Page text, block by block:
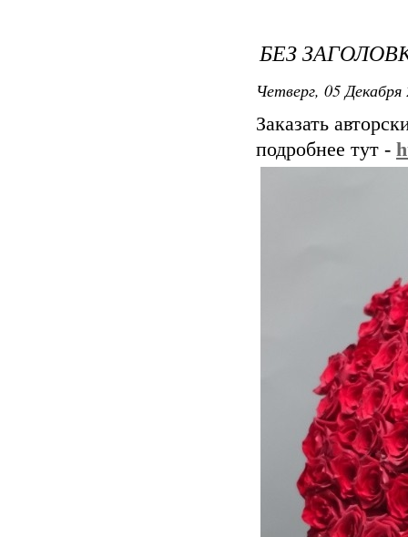
БЕЗ
Четверг, 05
Заказать
подробнее тут -